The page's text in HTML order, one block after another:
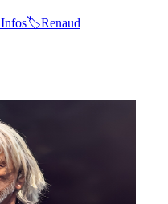
Infos🏷️Renaud